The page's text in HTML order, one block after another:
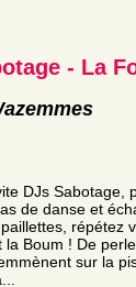
- La
DJs Sabotage,
de danse et
répétez
la Boum ! De
sur la